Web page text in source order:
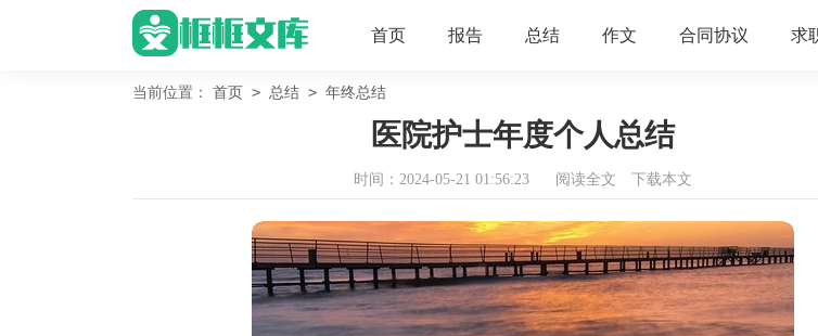
首页 报告 总结 作文 合同协议 求
当前位置： 首页 > 总结 > 年终总结
医院护士年度个人总结
时间：2024-05-21 01:56:23 阅读全文 下载本文